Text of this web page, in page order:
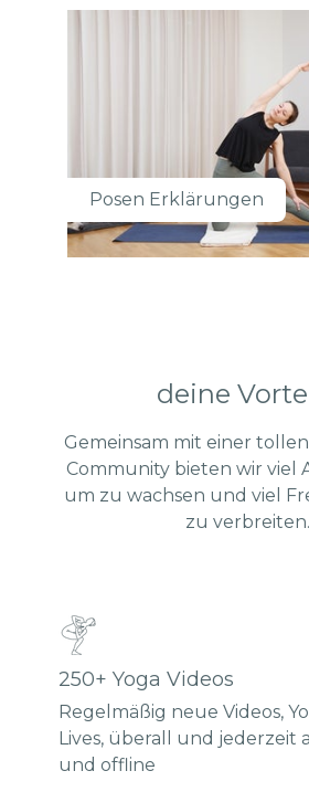
Posen Erklärungen
deine
Gemeinsam mit einer
Community bieten wir viel
um zu wachsen und viel
zu verbreiten.
250+ Yoga Videos
Regelmäßig neue Videos,
Lives, überall und jederzeit
und offline